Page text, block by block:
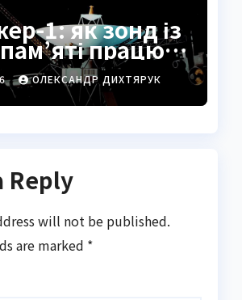
1: як зонд із
працює
в космосі
ОЛЕКСАНДР ДИХТЯРУК
Reply
will not be published.
are marked *